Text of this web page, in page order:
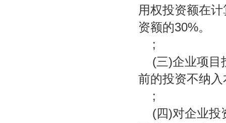
用权投资额在
资额的30%。
;
(三)企业项目
前的投资不纳
;
(四)对企业投